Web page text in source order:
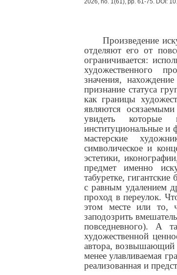
2026, no. 1(61), pp. 61-75. DOI:
Произведение
отделяют его от
ограничивается:
художественного
значения,
признание статуса
как границы
являются
увидеть которые
институциональные и
мастерские
символическое и
эстетики,
предмет именно
табуретке,
с равным удалением
проход в переулок.
этом месте или то,
заподозрить
повседневного). А
художественной
автора, возвышающий
менее улавливаемая
реализованная и